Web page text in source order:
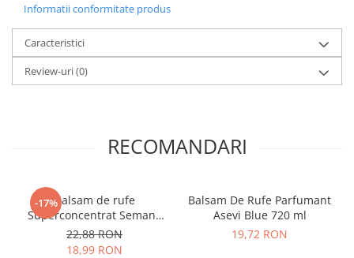
Informatii conformitate produs
Caracteristici
Review-uri(0)
RECOMANDARI
-17%Balsam de rufe
Superconcentrat Semana
Perfumes of Night Gold
Fever, 66 spalari, 1.65l
22,88 RON
18,99 RON
Balsam De Rufe Parfumant
Asevi Blue 720 ml
19,72 RON